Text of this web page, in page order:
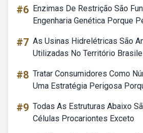
#6 Enzimas De Restrição São
Engenharia Genética Porque
#7 As Usinas Hidrelétricas São
Utilizadas No Território
#8 Tratar Consumidores Como
Uma Estratégia Perigosa
#9 Todas As Estruturas Abaixo
Células Procariontes Exceto